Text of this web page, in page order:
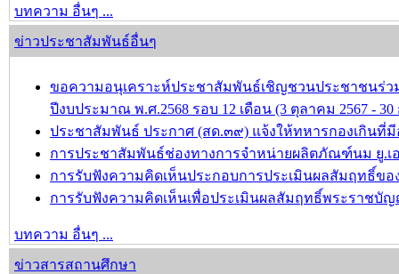
บทความ อื่นๆ ...
ข่าวประชาสัมพันธ์อื่นๆ
ขอความอนุเคราะห์ประชาสัมพันธ์เชิญชวนประชาชนร่ว
ปีงบประมาณ พ.ศ.2568 รอบ 12 เดือน (3 ตุลาคม 2567 -
ประชาสัมพันธ์ ประกาศ (สด.๓๙) แจ้งให้ทหารกองเกินที่มี
การประชาสัมพันธ์ช่องทางการจำหน่ายผลิตภัณฑ์นม ยู.เ
การรับฟังความคิดเห็นประกอบการประเมินผลสัมฤทธิ์ข
การรับฟังความคิดเห็นเพื่อประเมินผลสัมฤทธิ์พระราชบัญ
บทความ อื่นๆ ...
ข่าวสารสถานศึกษา